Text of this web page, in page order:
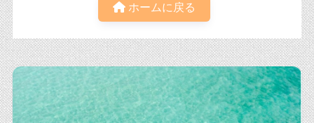
ホームに戻る